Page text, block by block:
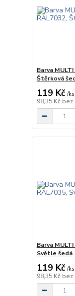
Barva
Štěrková
119 Kč /ks
98,35 Kč bez
Barva
Světle šedá
119 Kč /ks
98,35 Kč bez